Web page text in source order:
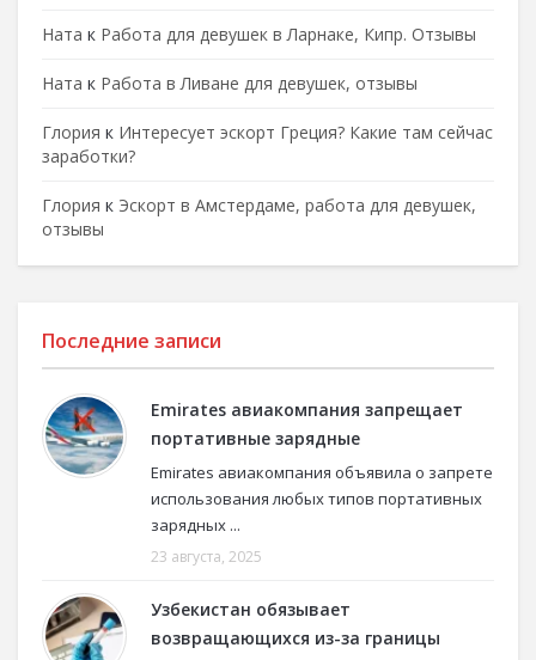
Ната к Работа для девушек в Ларнаке, Кипр. Отзывы
Ната к Работа в Ливане для девушек, отзывы
Глория к Интересует эскорт Греция? Какие там сейчас
заработки?
Глория к Эскорт в Амстердаме, работа для девушек,
отзывы
Последние записи
Emirates авиакомпания запрещает
портативные зарядные
Emirates авиакомпания объявила о запрете
использования любых типов портативных
зарядных ...
23 августа, 2025
Узбекистан обязывает
возвращающихся из-за границы